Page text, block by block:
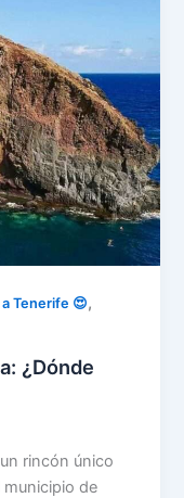
Tenerife 😍,
¿Dónde
rincón único
municipio de